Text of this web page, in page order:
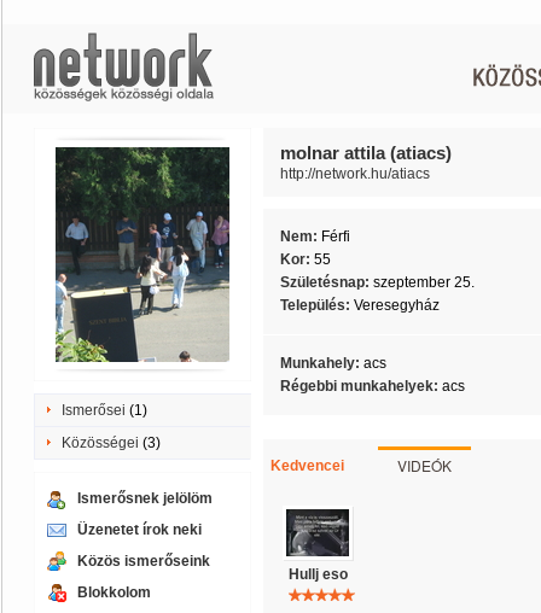
Ismerősei (1)
Közösségei (3)
Ismerősnek jelölöm
Üzenetet írok neki
Közös ismerőseink
Blokkolom
molnar attila (atiacs)
http://network.hu/atiacs
Nem: Férfi
Kor: 55
Születésnap: szeptember 25.
Település: Veresegyház
Munkahely: acs
Régebbi munkahelyek: acs
Kedvencei VIDEÓK
Hullj eso